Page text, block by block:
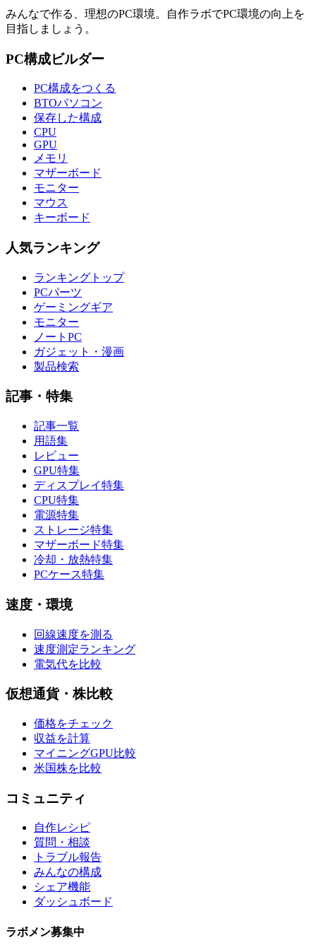
みんなで作る、理想のPC環境。 自作ラボでPC環境の向上を
目指しましょう。
PC構成ビルダー
PC構成をつくる
BTOパソコン
保存した構成
CPU
GPU
メモリ
マザーボード
モニター
マウス
キーボード
人気ランキング
ランキングトップ
PCパーツ
ゲーミングギア
モニター
ノートPC
ガジェット・漫画
製品検索
記事・特集
記事一覧
用語集
レビュー
GPU特集
ディスプレイ特集
CPU特集
電源特集
ストレージ特集
マザーボード特集
冷却・放熱特集
PCケース特集
速度・環境
回線速度を測る
速度測定ランキング
電気代を比較
仮想通貨・株比較
価格をチェック
収益を計算
マイニングGPU比較
米国株を比較
コミュニティ
自作レシピ
質問・相談
トラブル報告
みんなの構成
シェア機能
ダッシュボード
ラボメン募集中